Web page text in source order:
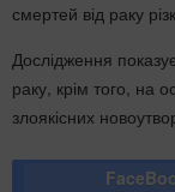
смертей від раку
Дослідження
раку, крім того, на
злоякісних